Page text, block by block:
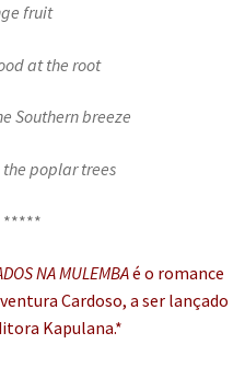
fruit
at the root
Southern breeze
poplar trees
*****
NA MULEMBAé o romance
Cardoso, a ser lançado
Kapulana.*